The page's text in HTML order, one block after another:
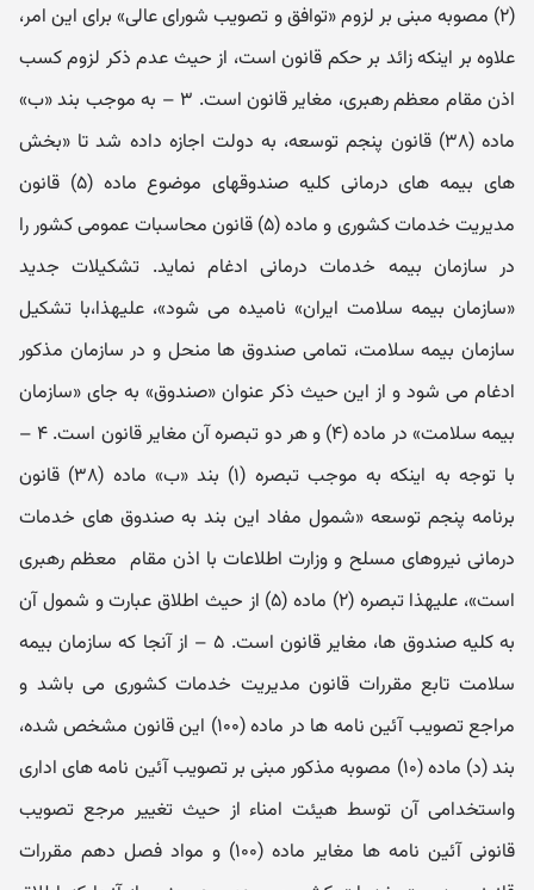
(۲) مصوبه مبنی بر لزوم «توافق و تصویب شورای عالی» برای این امر،
علاوه بر اینکه زائد بر حکم قانون است، از حیث عدم ذکر لزوم کسب
اذن مقام معظم رهبری،‌ مغایر قانون است. ۳ – به موجب بند «ب»
ماده (۳۸) قانون پنجم توسعه، به دولت اجازه داده شد تا «بخش
های بیمه های درمانی کلیه صندوقهای موضوع ماده (۵) قانون
مدیریت خدمات کشوری و ماده (۵) قانون محاسبات عمومی کشور را
در سازمان بیمه خدمات درمانی ادغام نماید. تشکیلات جدید
«سازمان بیمه سلامت ایران» نامیده می شود»، علیهذا،‌با تشکیل
سازمان بیمه سلامت، تمامی صندوق ها منحل و در سازمان مذکور
ادغام می شود و از این حیث ذکر عنوان «صندوق» به جای «سازمان
بیمه سلامت» در ماده (۴) و هر دو تبصره آن مغایر قانون است. ۴ –
با توجه به اینکه به موجب تبصره (۱) بند «ب» ماده (۳۸) قانون
برنامه پنجم توسعه «شمول مفاد این بند به صندوق های خدمات
درمانی نیروهای مسلح و وزارت اطلاعات با اذن مقام معظم رهبری
است»، علیهذا تبصره (۲) ماده (۵) از حیث اطلاق عبارت و شمول آن
به کلیه صندوق ها، مغایر قانون است. ۵ – از آنجا که سازمان بیمه
سلامت تابع مقررات قانون مدیریت خدمات کشوری می باشد و
مراجع تصویب آئین نامه ها در ماده (۱۰۰) این قانون مشخص شده،
بند (د) ماده (۱۰) مصوبه مذکور مبنی بر تصویب آئین نامه های اداری
واستخدامی آن توسط هیئت امناء از حیث تغییر مرجع تصویب
قانونی آئین نامه ها مغایر ماده (۱۰۰) و مواد فصل دهم مقررات